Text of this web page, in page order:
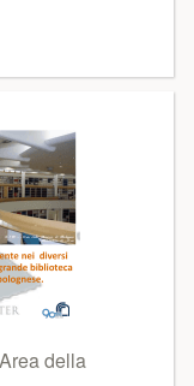
della